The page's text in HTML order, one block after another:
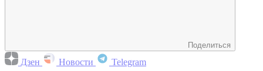
Поделиться
Дзен Новости Telegram